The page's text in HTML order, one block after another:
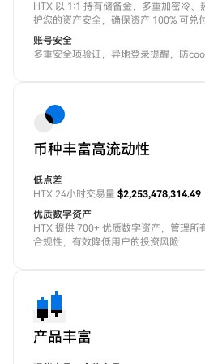
HTX 以 1:1 持有储备金，多重加密冷
护您的资产安全，确保资产 100% 可兑
账号安全
多重安全项验证，异地登录提醒，防
币种丰富高流动性
低点差
HTX 24小时交易量 $2,253,478,314.49
优质数字资产
HTX 提供 700+ 优质数字资产，管理所
合规性，有效降低用户的投资风险
产品丰富